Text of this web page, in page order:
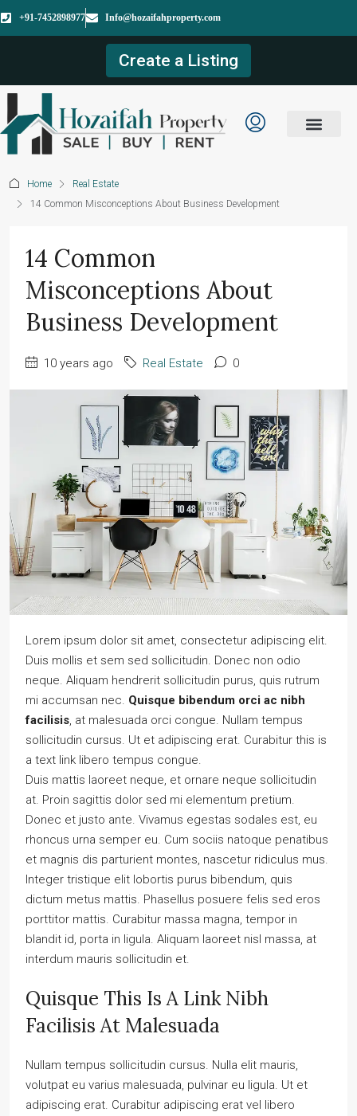
+91-7452898977 Info@hozaifahproperty.com
Create a Listing
Home
Real Estate
14 Common Misconceptions About Business Development
14 Common
Misconceptions About
Business Development
10 years ago Real Estate 0
Lorem ipsum dolor sit amet, consectetur adipiscing elit.
Duis mollis et sem sed sollicitudin. Donec non odio
neque. Aliquam hendrerit sollicitudin purus, quis rutrum
mi accumsan nec. Quisque bibendum orci ac nibh
facilisis, at malesuada orci congue. Nullam tempus
sollicitudin cursus. Ut et adipiscing erat. Curabitur this is
a text link libero tempus congue.
Duis mattis laoreet neque, et ornare neque sollicitudin
at. Proin sagittis dolor sed mi elementum pretium.
Donec et justo ante. Vivamus egestas sodales est, eu
rhoncus urna semper eu. Cum sociis natoque penatibus
et magnis dis parturient montes, nascetur ridiculus mus.
Integer tristique elit lobortis purus bibendum, quis
dictum metus mattis. Phasellus posuere felis sed eros
porttitor mattis. Curabitur massa magna, tempor in
blandit id, porta in ligula. Aliquam laoreet nisl massa, at
interdum mauris sollicitudin et.
Quisque This Is A Link Nibh
Facilisis At Malesuada
Nullam tempus sollicitudin cursus. Nulla elit mauris,
volutpat eu varius malesuada, pulvinar eu ligula. Ut et
adipiscing erat. Curabitur adipiscing erat vel libero